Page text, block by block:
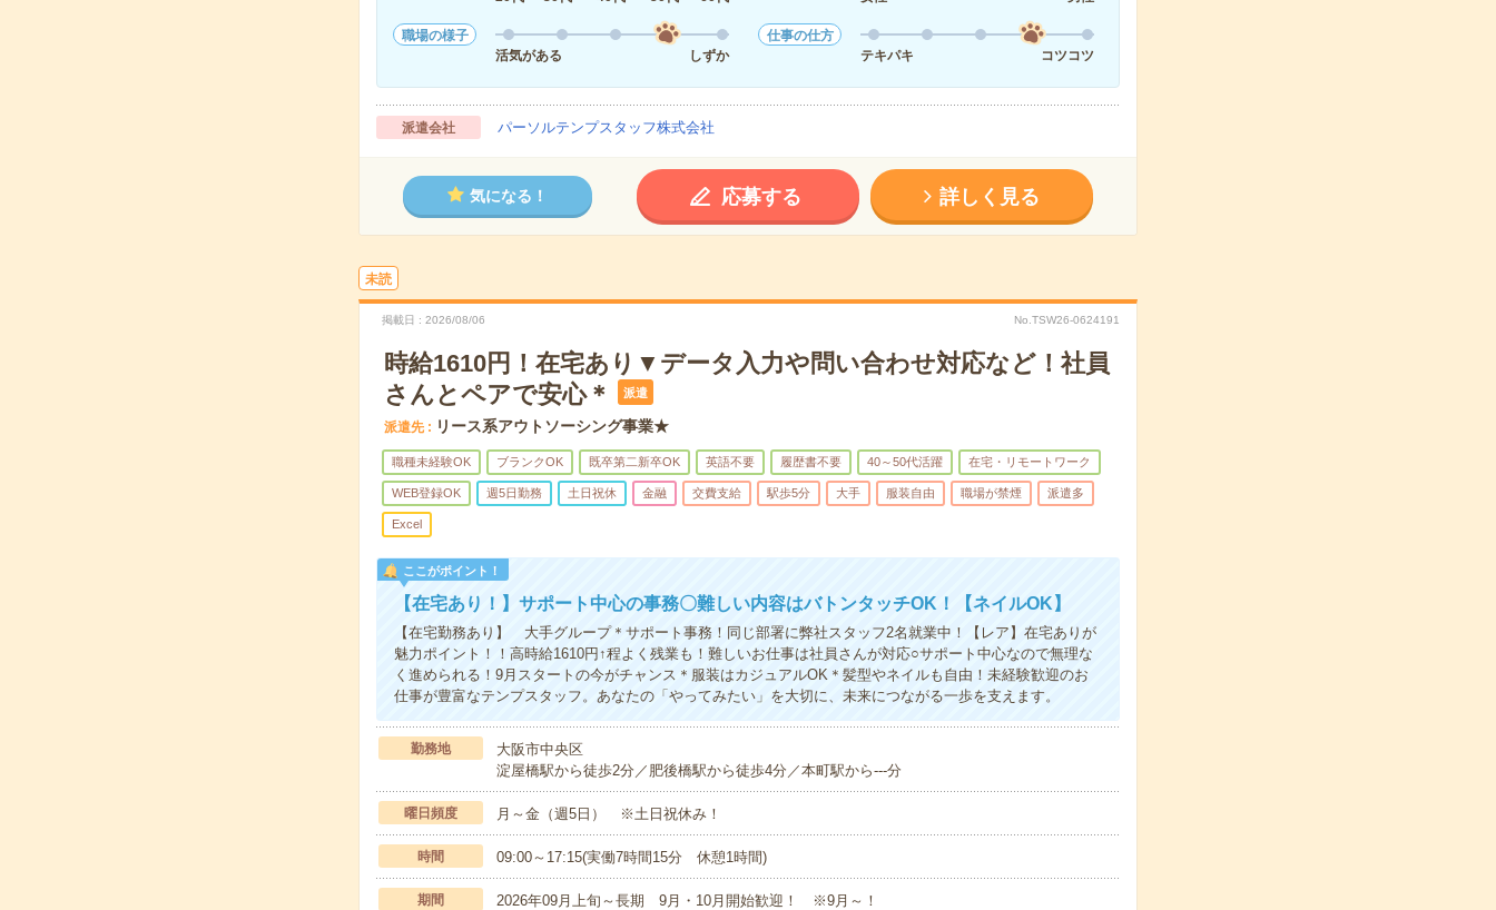
職場の様子
活気がある
しずか
仕事の仕方
テキパキ
コツコツ
派遣会社 パーソルテンプスタッフ株式会社
気になる！ 応募する 詳しく見る
未読
掲載日 2026/08/06 No.TSW26-0624191
時給1610円！在宅あり▼データ入力や問い合わせ対応など！社員
さんとペアで安心＊
派遣
派遣先 リース系アウトソーシング事業★
職種未経験OK ブランクOK 既卒第二新卒OK 英語不要 履歴書不要 40～50代活躍 在宅・リモートワーク
WEB登録OK 週5日勤務 土日祝休 金融 交費支給 駅歩5分 大手 服装自由 職場が禁煙 派遣多
Excel
ここがポイント！
【在宅あり！】サポート中心の事務〇難しい内容はバトンタッチOK！【ネイルOK】
【在宅勤務あり】 大手グループ＊サポート事務！同じ部署に弊社スタッフ2名就業中！【レア】在宅ありが
魅力ポイント！！高時給1610円↑程よく残業も！難しいお仕事は社員さんが対応○サポート中心なので無理な
く進められる！9月スタートの今がチャンス＊服装はカジュアルOK＊髪型やネイルも自由！未経験歓迎のお
仕事が豊富なテンプスタッフ。あなたの「やってみたい」を大切に、未来につながる一歩を支えます。
勤務地
大阪市中央区
淀屋橋駅から徒歩2分／肥後橋駅から徒歩4分／本町駅から---分
曜日頻度 月～金（週5日） ※土日祝休み！
時間 09:00～17:15(実働7時間15分 休憩1時間)
期間 2026年09月上旬～長期 9月・10月開始歓迎！ ※9月～！